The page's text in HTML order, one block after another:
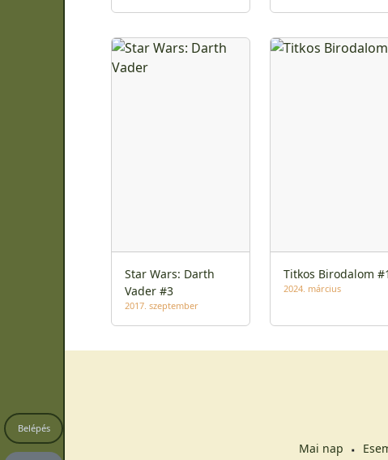
Belépés
Star Wars: Darth
Vader #3
2017. szeptember
Titkos Birodalom #1
2024. március
Mai nap